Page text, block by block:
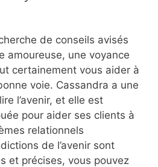
de conseils avisés
amoureuse, une voyance
certainement vous aider à
voie. Cassandra a une
l’avenir, et elle est
pour aider ses clients à
relationnels
de l’avenir sont
et précises, vous pouvez